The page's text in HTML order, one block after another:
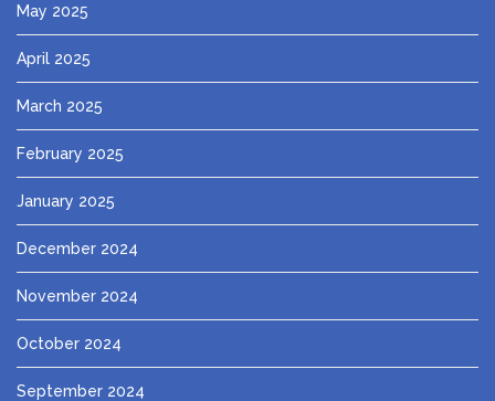
May 2025
April 2025
March 2025
February 2025
January 2025
December 2024
November 2024
October 2024
September 2024